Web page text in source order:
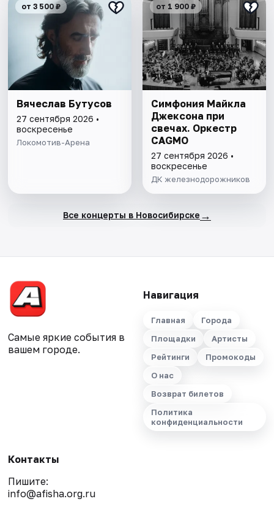
от 3 500 ₽
Вячеслав Бутусов
27 сентября 2026 •
воскресенье
Локомотив-Арена
от 1 900 ₽
Симфония Майкла
Джексона при
свечах. Оркестр
CAGMO
27 сентября 2026 •
воскресенье
ДК железнодорожников
Все концерты в Новосибирске →
Самые яркие события в
вашем городе.
Навигация
Главная
Города
Площадки
Артисты
Рейтинги
Промокоды
О нас
Возврат билетов
Политика
конфиденциальности
Контакты
Пишите:
info@afisha.org.ru